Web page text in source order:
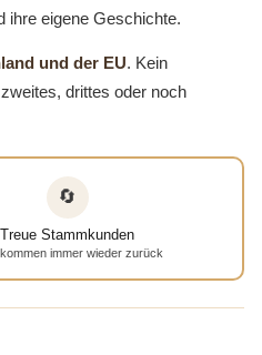
ihre eigene Geschichte.
und der EU. Kein
drittes oder noch
🔄
Treue Stammkunden
immer wieder zurück